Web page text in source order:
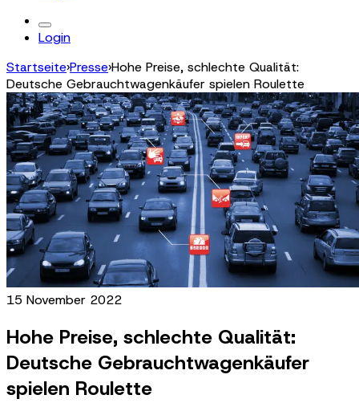
Login
Startseite›Presse›Hohe Preise, schlechte Qualität:
Deutsche Gebrauchtwagenkäufer spielen Roulette
15 November 2022
Hohe Preise, schlechte Qualität:
Deutsche Gebrauchtwagenkäufer
spielen Roulette